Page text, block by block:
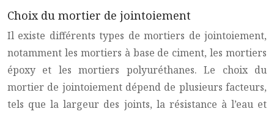
Choix du mortier de jointoiement
Il existe différents types de mortiers de jointoiement,
notamment les mortiers à base de ciment, les mortiers
époxy et les mortiers polyuréthanes. Le choix du
mortier de jointoiement dépend de plusieurs facteurs,
tels que la largeur des joints, la résistance à l’eau et